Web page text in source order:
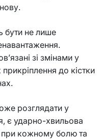
бути не лише
зі змінами у
до кістки
розглядати у
є ударно-хвильова
при кожному болю та